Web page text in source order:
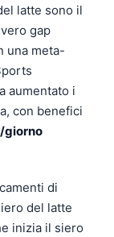
latte sono il
gap
una meta-
aumentato i
con benefici
giorno
di
del latte
inizia il siero